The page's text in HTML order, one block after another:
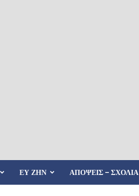
ΕΥ ΖΗΝ ΑΠΟΨΕΙΣ – ΣΧΟΛΙΑ